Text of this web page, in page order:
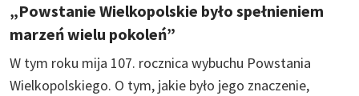
„Powstanie Wielkopolskie było spełnieniem
marzeń wielu pokoleń”
W tym roku mija 107. rocznica wybuchu Powstania
Wielkopolskiego. O tym, jakie było jego znaczenie,